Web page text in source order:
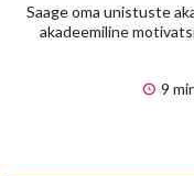
Saage oma unistuste
akadeemiline
9